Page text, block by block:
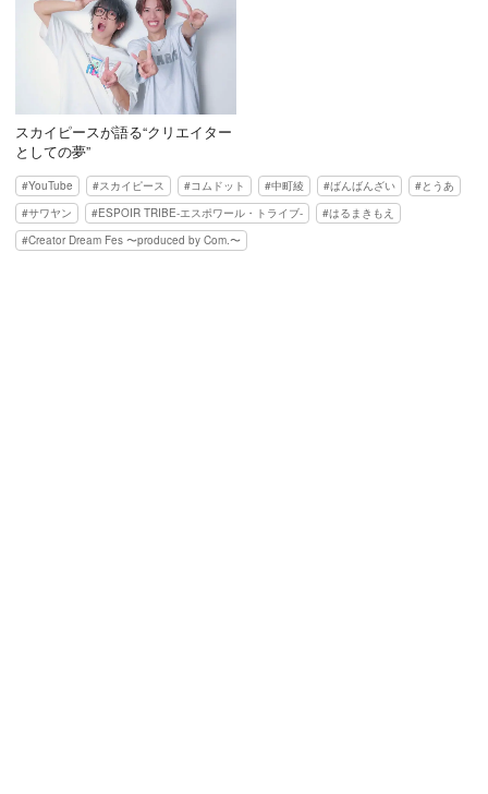
スカイピースが語る“クリエイター
としての夢”
YouTube スカイピース コムドット 中町綾 ばんばんざい
とうあ
サワヤン
ESPOIR TRIBE-エスポワール・トライブ-
はるまきもえ
Creator Dream Fes 〜produced by Com.〜